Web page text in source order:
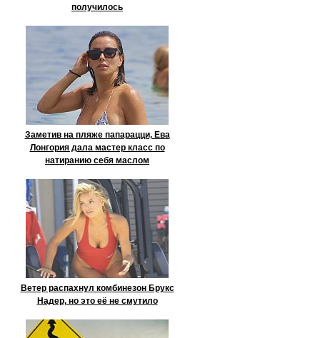
получилось
Заметив на пляже папарацци, Ева
Лонгория дала мастер класс по
натиранию себя маслом
Ветер распахнул комбинезон Брукс
Надер, но это её не смутило